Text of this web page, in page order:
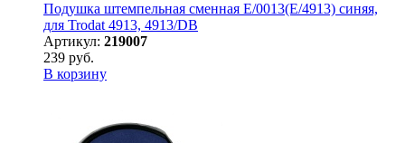
Подушка штемпельная сменная E/0013(E/4913) синяя,
для Trodat 4913, 4913/DB
Артикул: 219007
239 руб.
В корзину